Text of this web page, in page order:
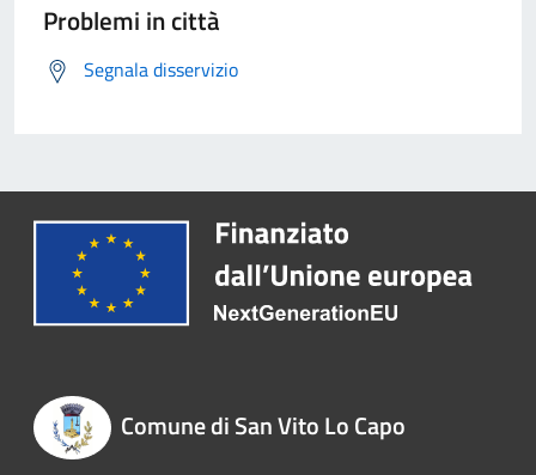
Problemi in città
Segnala disservizio
Comune di San Vito Lo Capo